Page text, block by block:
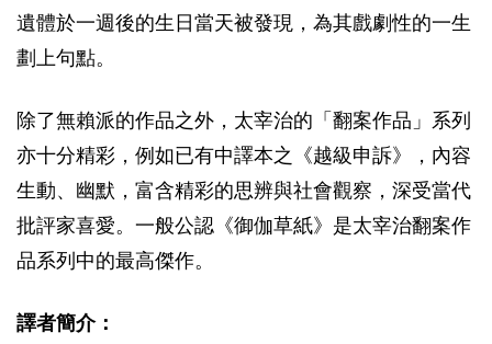
遺體於一週後的生日當天被發現，為其戲劇性的一生
劃上句點。
除了無賴派的作品之外，太宰治的「翻案作品」系列
亦十分精彩，例如已有中譯本之《越級申訴》，內容
生動、幽默，富含精彩的思辨與社會觀察，深受當代
批評家喜愛。一般公認《御伽草紙》是太宰治翻案作
品系列中的最高傑作。
譯者簡介：